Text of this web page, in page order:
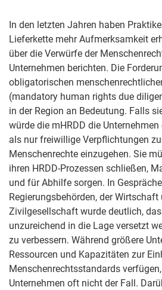
In den letzten Jahren haben
Lieferkette mehr Aufmerksamkeit
über die Verwürfe der
Unternehmen berichten. Die
obligatorischen
(mandatory human rights due
in der Region an Bedeutung. Falls
würde die mHRDD die
als nur freiwillige Verpflichtungen
Menschenrechte einzugehen. Sie
ihren HRDD-Prozessen schließen,
und für Abhilfe sorgen. In
Regierungsbehörden, der Wirtschaft
Zivilgesellschaft wurde deutlich,
unzureichend in die Lage versetzt
zu verbessern. Während größere
Ressourcen und Kapazitäten zur
Menschenrechtsstandards
Unternehmen oft nicht der Fall.